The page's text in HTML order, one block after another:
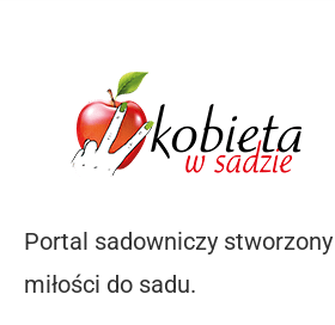
Portal sadowniczy
miłości do sadu.